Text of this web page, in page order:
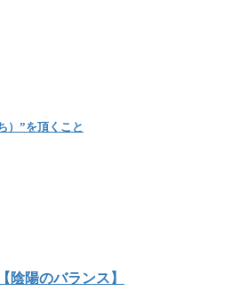
）”を頂くこと
陰陽のバランス】